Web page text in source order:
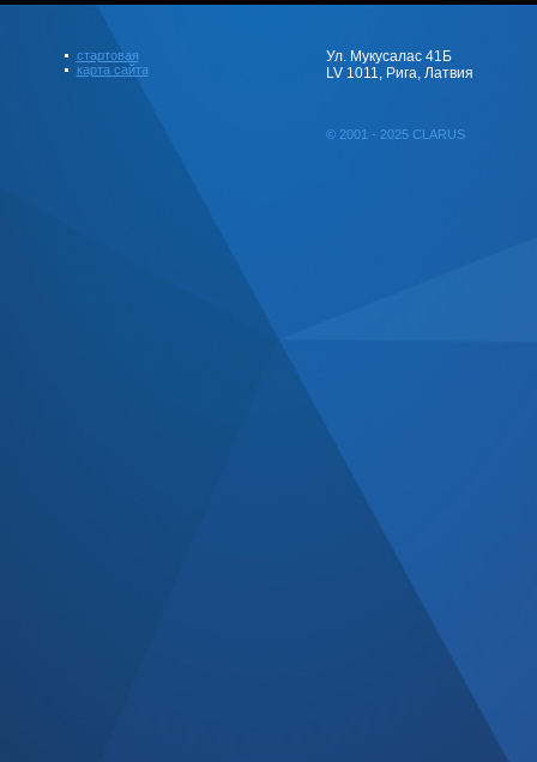
стартовая
карта сайта
Ул. Мукусалас 41Б
LV 1011, Рига, Латвия
© 2001 - 2025 CLARUS